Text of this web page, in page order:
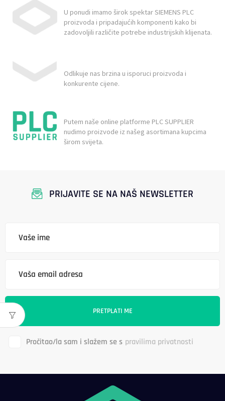
U ponudi imamo širok spektar SIEMENS PLC
proizvoda i pripadajućih komponenti kako bi
zadovoljili različite potrebe industrijskih klijenata.
Odlikuje nas brzina u isporuci proizvoda i
konkurente cijene.
Putem naše online platforme PLC SUPPLIER
nudimo proizvode iz našeg asortimana kupcima
širom svijeta.
PRIJAVITE SE NA NAŠ NEWSLETTER
Pročitao/la sam i slažem se s pravilima privatnosti